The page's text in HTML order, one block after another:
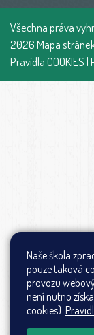
Všechna práva
2026Mapa
Pravidla COOKIES|
Naše škola
pouze taková
provozu
není nutno
cookies).